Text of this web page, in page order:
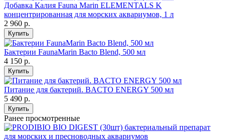
Добавка Калия Fauna Marin ELEMENTALS K
концентрированная для морских аквариумов, 1 л
2 960 р.
Купить
Бактерии FaunaMarin Bacto Blend, 500 мл
4 150 р.
Купить
Питание для бактерий. BACTO ENERGY 500 мл
5 490 р.
Купить
Ранее просмотренные